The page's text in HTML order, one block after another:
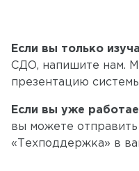
Если вы только
СДО, напишите нам.
презентацию
Если вы уже
вы можете
«Техподдержка» в